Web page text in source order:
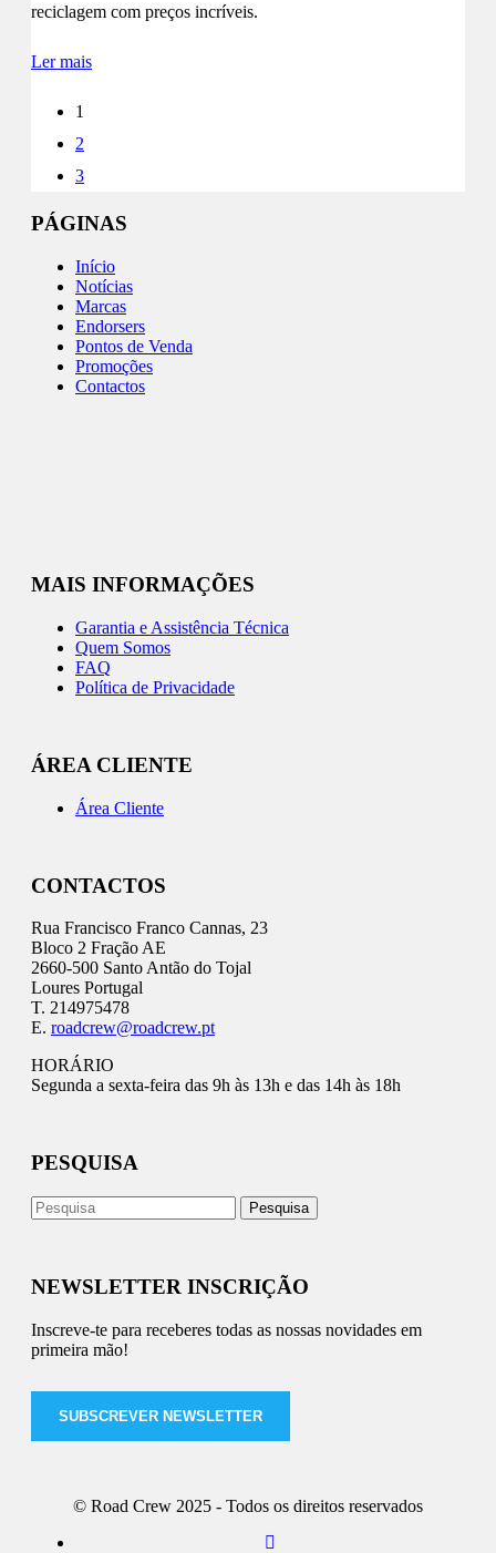
reciclagem com preços incríveis.
Ler mais
1
2
3
PÁGINAS
Início
Notícias
Marcas
Endorsers
Pontos de Venda
Promoções
Contactos
MAIS INFORMAÇÕES
Garantia e Assistência Técnica
Quem Somos
FAQ
Política de Privacidade
ÁREA CLIENTE
Área Cliente
CONTACTOS
Rua Francisco Franco Cannas, 23
Bloco 2 Fração AE
2660-500 Santo Antão do Tojal
Loures Portugal
T. 214975478
E. roadcrew@roadcrew.pt
HORÁRIO
Segunda a sexta-feira das 9h às 13h e das 14h às 18h
PESQUISA
NEWSLETTER INSCRIÇÃO
Inscreve-te para receberes todas as nossas novidades em
primeira mão!
SUBSCREVER NEWSLETTER
© Road Crew 2025 - Todos os direitos reservados